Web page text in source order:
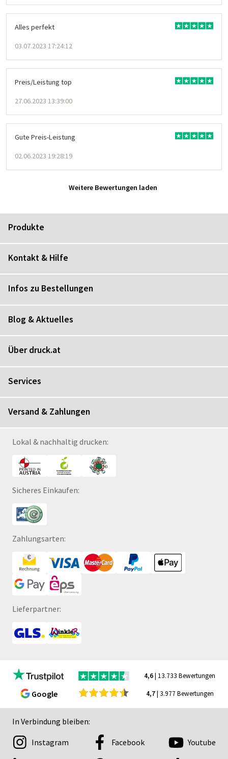
Alles perfekt
03.07.2023 17:24:12
Preis/Leistung top
27.06.2023 13:39:00
Gute Preis-Leistung
02.06.2023 19:28:19
Weitere Bewertungen laden
Produkte
Kontakt & Hilfe
Infos zu Bestellungen
Blog & Aktuelles
Über druck.at
Services
Versand & Zahlungen
Lokal & nachhaltig drucken:
Sicheres Einkaufen:
Zahlungsarten:
Lieferpartner:
4,6| 13.733 Bewertungen
Google 4,7| 3.977 Bewertungen
In Verbindung bleiben:
Instagram Facebook Youtube